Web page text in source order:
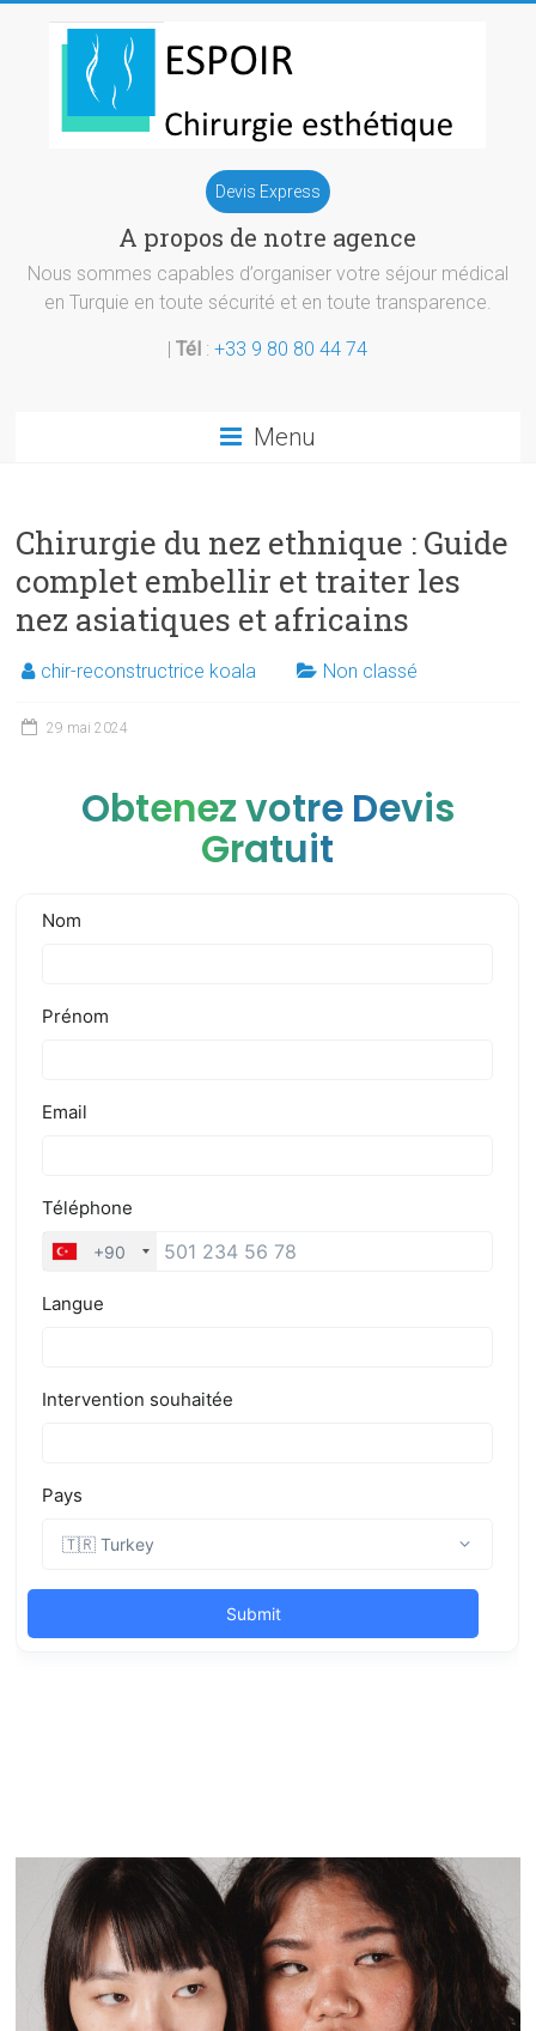
esthetique
Turquie
Devis Express
A propos de notre agence
Nous sommes capables d’organiser votre séjour médical
en Turquie en toute sécurité et en toute transparence.
|Tél :+33 9 80 80 44 74
Menu
Chirurgie du nez ethnique : Guide
complet embellir et traiter les
nez asiatiques et africains
chir-reconstructrice koala Non classé
29 mai 2024
Obtenez votre Devis
Gratuit